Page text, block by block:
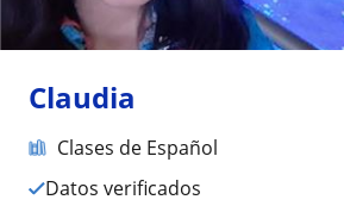
Claudia
Clases de Español
Datos verificados